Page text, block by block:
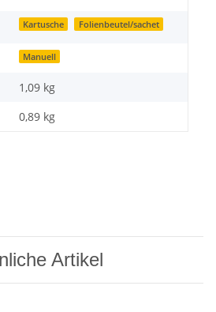
Kartusche Folienbeutel/sachet
Manuell
1,09 kg
0,89 kg
Artikel